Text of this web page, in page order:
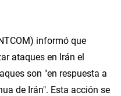
informó que
ataques en Irán el
son "en respuesta a
de Irán". Esta acción se